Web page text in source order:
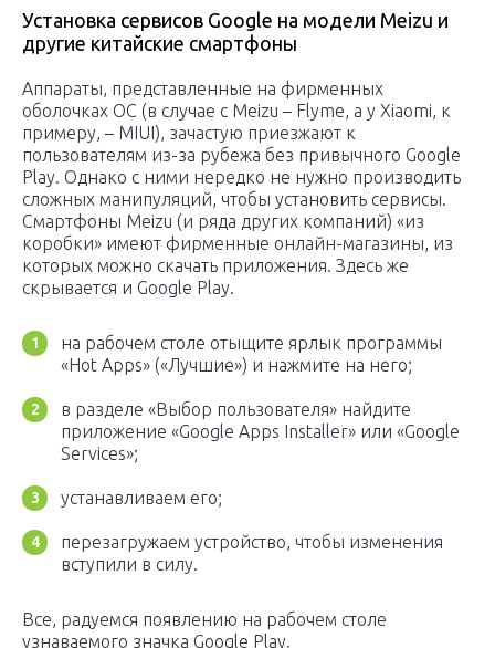
Установка сервисов Google на модели Meizu и
другие китайские смартфоны
Аппараты, представленные на фирменных
оболочках ОС (в случае с Meizu – Flyme, а у Xiaomi, к
примеру, – MIUI), зачастую приезжают к
пользователям из-за рубежа без привычного Google
Play. Однако с ними нередко не нужно производить
сложных манипуляций, чтобы установить сервисы.
Смартфоны Meizu (и ряда других компаний) «из
коробки» имеют фирменные онлайн-магазины, из
которых можно скачать приложения. Здесь же
скрывается и Google Play.
на рабочем столе отыщите ярлык программы
«Hot Apps» («Лучшие») и нажмите на него;
в разделе «Выбор пользователя» найдите
приложение «Google Apps Installer» или «Google
Services»;
устанавливаем его;
перезагружаем устройство, чтобы изменения
вступили в силу.
Все, радуемся появлению на рабочем столе
узнаваемого значка Google Play.